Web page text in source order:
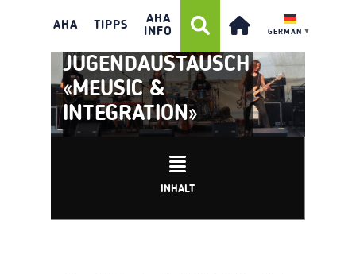
AHA TIPPS
AHA
INFO
GERMAN ▼
INTERNATIONALER
JUGENDAUSTAUSCH
«MEUSIC &
INTEGRATION»
INHALT